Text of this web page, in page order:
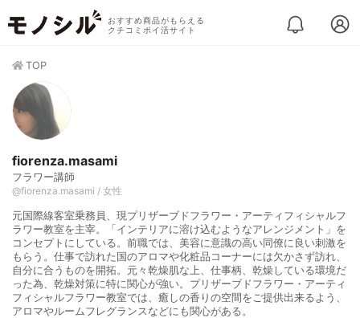
おすすめ商品がもらえる
クチコミポイ活サイト
TOP
fiorenza.masami
フラワー講師
@fiorenza.masami / 女性
元国際線客室乗務員、現プリザーブドフラワー・アーティフィシャルフ
ラワー教室を主宰。「インテリアに溶け込むようなアレンジメント」を
コンセプトにしている。前職では、美容に意識の高い同僚に良い刺激を
もらう。仕事で訪れた国のアロマや化粧品コーナーには欠かさず訪れ、
自分に合うものを開拓。元々乾燥肌な上、仕事柄、乾燥している環境だ
った為、乾燥対策に特に関心が強い。プリザーブドフラワー・アーティ
フィシャルフラワー教室では、癒しの香りの空間をご提供出来るよう、
アロマやルームフレグランスなどにも関心がある。